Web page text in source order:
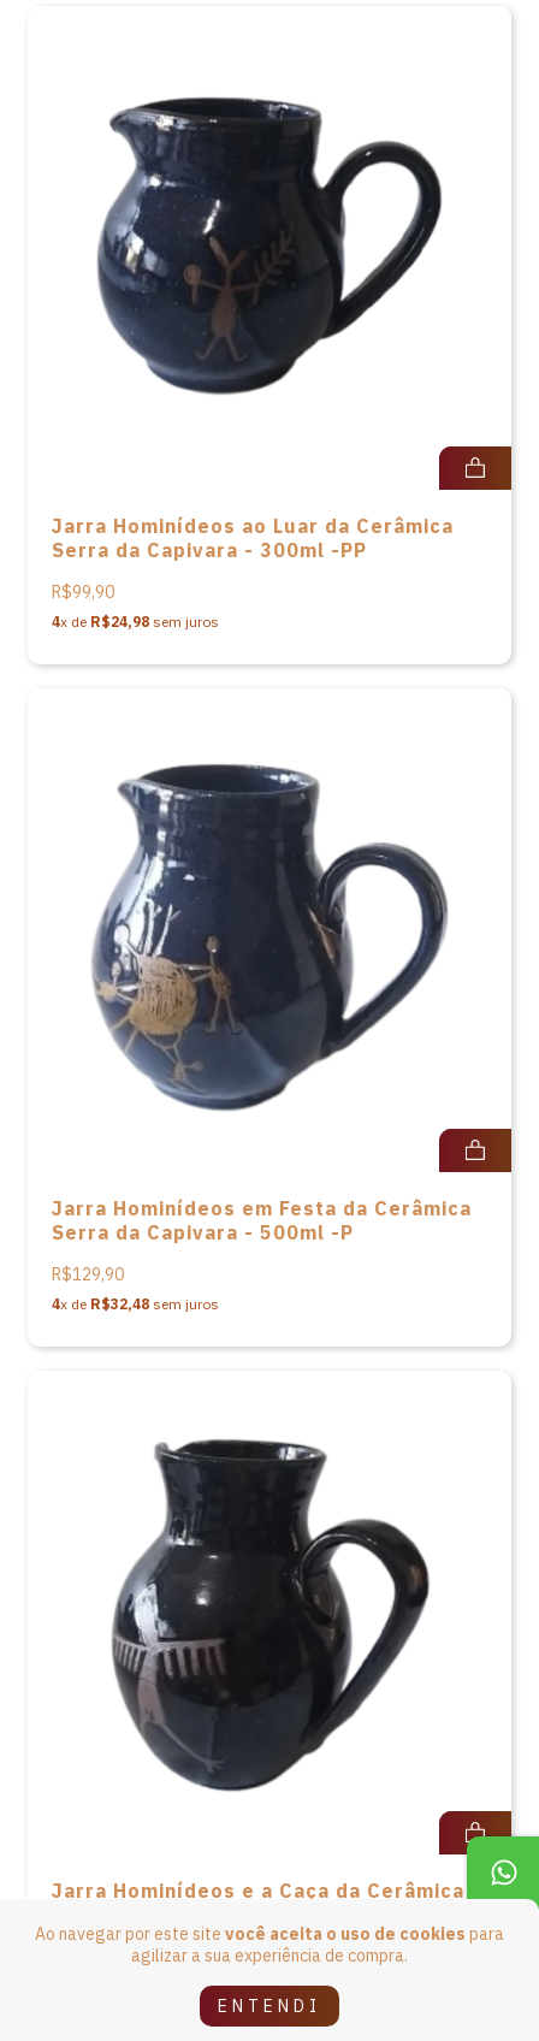
Ao navegar por este site você aceita o uso de cookies para
agilizar a sua experiência de compra.
ENTENDI
Jarra Hominídeos ao Luar da Cerâmica
Serra da Capivara - 300ml -PP
R$99,90
4x de R$24,98 sem juros
Jarra Hominídeos em Festa da Cerâmica
Serra da Capivara - 500ml -P
R$129,90
4x de R$32,48 sem juros
Jarra Hominídeos e a Caça da Cerâmica
sem juros